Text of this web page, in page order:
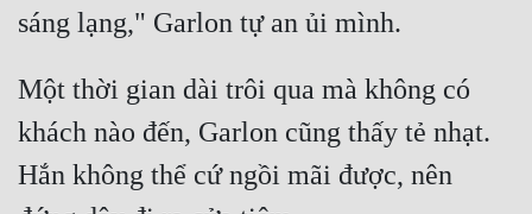
Một thời gian dài trôi qua mà không có
khách nào đến, Garlon cũng thấy tẻ nhạt.
Hắn không thể cứ ngồi mãi được, nên